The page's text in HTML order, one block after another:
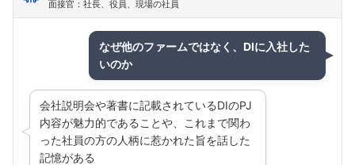
面接官：社長、役員、現場の社員
なぜ他のファームではなく、DIに入社した
いのか
会社説明会や著書に記載されているDIのPJ
内容が魅力的であることや、これまで関わ
った社員の方の人柄に惹かれた旨を話した
記憶がある